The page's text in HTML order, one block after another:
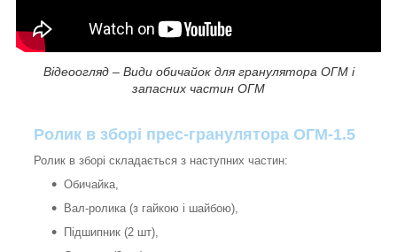
Відеоогляд – Види обичайок для гранулятора ОГМ і
запасних частин ОГМ
Ролик в зборі прес-гранулятора ОГМ-1.5
Ролик в зборі складається з наступних частин:
Обичайка,
Вал-ролика (з гайкою і шайбою),
Підшипник (2 шт),